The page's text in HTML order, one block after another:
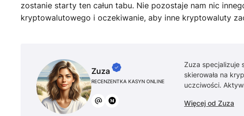
zostanie starty ten całun tabu. Nie pozostaje nam nic
kryptowalutowego i oczekiwanie, aby inne kryptowaluty
Zuza
RECENZENTKA KASYN ONLINE
Zuza specjalizuje
skierowała na
uczciwości.
Więcej od Zuza